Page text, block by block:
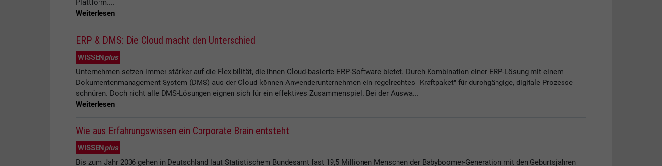
Plattform....
Weiterlesen
ERP & DMS: Die Cloud macht den Unterschied
WISSENplus
Unternehmen setzen immer stärker auf die Flexibilität, die ihnen Cloud-basierte ERP-Software bietet. Durch Kombination einer ERP-Lösung mit einem
Dokumentenmanagement-System (DMS) aus der Cloud können Anwenderunternehmen ein regelrechtes "Kraftpaket" für durchgängige, digitale Prozesse
schnüren. Doch nicht alle DMS-Lösungen eignen sich für ein effektives Zusammenspiel. Bei der Auswa...
Weiterlesen
Wie aus Erfahrungswissen ein Corporate Brain entsteht
WISSEN plus
Bis zum Jahr 2036 gehen in Deutschland laut Statistischem Bundesamt fast 19,5 Millionen Menschen der Babyboomer-Generation mit den Geburtsjahren